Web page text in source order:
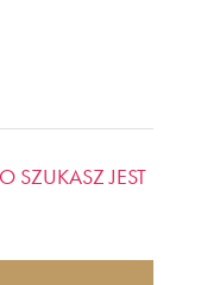
SZUKASZ JEST